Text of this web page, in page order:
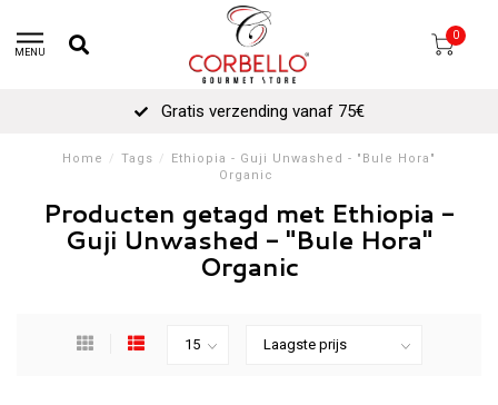
MENU
0
Gratis verzending vanaf 75€
Home / Tags /
Ethiopia - Guji Unwashed - "Bule Hora"
Organic
Producten getagd met Ethiopia -
Guji Unwashed - "Bule Hora"
Organic